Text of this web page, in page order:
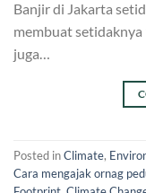
Banjir di Jakarta
membuat setidaknya
juga…
Posted inClimate,
Cara mengajak ornag